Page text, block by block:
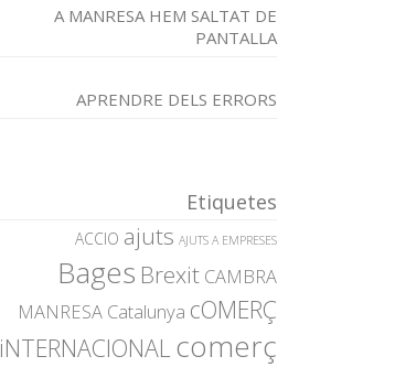
A MANRESA HEM SALTAT DE
PANTALLA
APRENDRE DELS ERRORS
Etiquetes
ACCIO ajuts AJUTS A EMPRESES
Bages Brexit CAMBRA
MANRESA Catalunya cOMERÇ
iNTERNACIONAL comerç